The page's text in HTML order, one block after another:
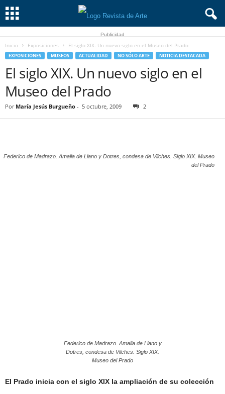
Publicidad
Inicio Exposiciones El siglo XIX. Un nuevo siglo en el Museo del Prado
EXPOSICIONES MUSEOS ACTUALIDAD NO SÓLO ARTE NOTICIA DESTACADA
El siglo XIX. Un nuevo siglo en el
Museo del Prado
Por María Jesús Burgueño - 5 octubre, 2009 2
Federico de Madrazo. Amalia de Llano y Dotres, condesa de Vilches. Siglo XIX. Museo
del Prado
Federico de Madrazo. Amalia de Llano y
Dotres, condesa de Vilches. Siglo XIX.
Museo del Prado
El Prado inicia con el siglo XIX la ampliación de su colección